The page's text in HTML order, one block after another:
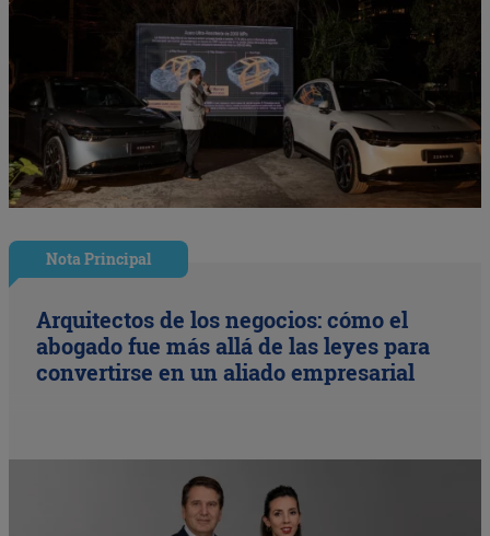
Nota Principal
Arquitectos de los negocios: cómo el
abogado fue más allá de las leyes para
convertirse en un aliado empresarial